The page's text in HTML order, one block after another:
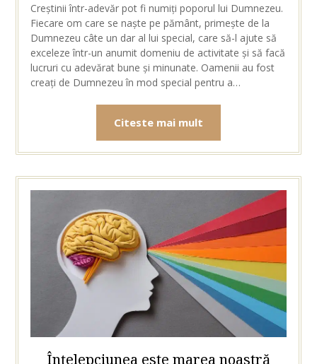
Creștinii într-adevăr pot fi numiți poporul lui Dumnezeu.
Fiecare om care se naște pe pământ, primește de la
Dumnezeu câte un dar al lui special, care să-l ajute să
exceleze într-un anumit domeniu de activitate și să facă
lucruri cu adevărat bune și minunate. Oamenii au fost
creați de Dumnezeu în mod special pentru a…
Citeste mai mult
Înțelepciunea este marea noastră